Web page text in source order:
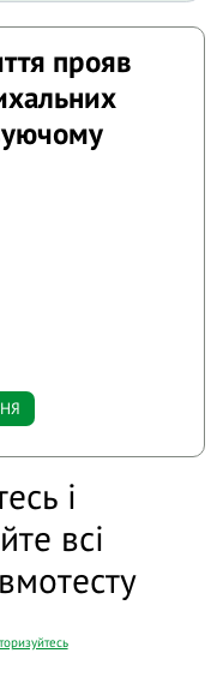
прояв
і
всі